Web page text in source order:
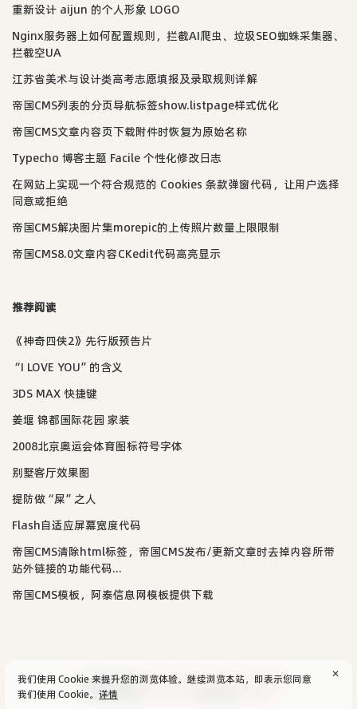
重新设计 aijun 的个人形象 LOGO
Nginx服务器上如何配置规则，拦截AI爬虫、垃圾SEO蜘蛛采集器、
拦截空UA
江苏省美术与设计类高考志愿填报及录取规则详解
帝国CMS列表的分页导航标签show.listpage样式优化
帝国CMS文章内容页下载附件时恢复为原始名称
Typecho 博客主题 Facile 个性化修改日志
在网站上实现一个符合规范的 Cookies 条款弹窗代码，让用户选择
同意或拒绝
帝国CMS解决图片集morepic的上传照片数量上限限制
帝国CMS8.0文章内容CKedit代码高亮显示
推荐阅读
《神奇四侠2》先行版预告片
“I LOVE YOU”的含义
3DS MAX 快捷键
姜堰 锦都国际花园 家装
2008北京奥运会体育图标符号字体
别墅客厅效果图
提防做“屎”之人
Flash自适应屏幕宽度代码
帝国CMS清除html标签，帝国CMS发布/更新文章时去掉内容所带
站外链接的功能代码...
帝国CMS模板，阿泰信息网模板提供下载
© 2004-2026aijun's blog/SiteMap.隐私政策
Powered by:
✕
我们使用 Cookie 来提升您的浏览体验。继续浏览本站，即表示您同意
我们使用 Cookie。 详情